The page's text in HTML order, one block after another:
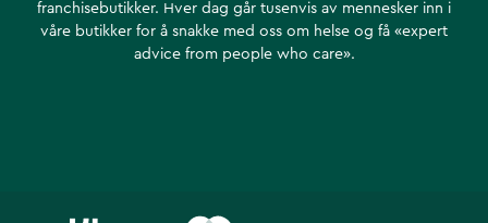
franchisebutikker. Hver dag går tusenvis av mennesker inn i
våre butikker for å snakke med oss om helse ​​og få «expert
advice from people who care».